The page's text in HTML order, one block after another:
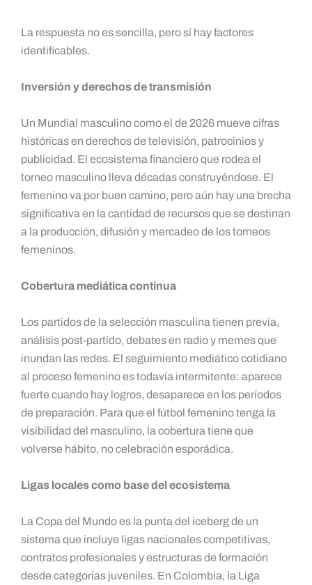
La respuesta no es sencilla, pero sí hay factores
identificables.
Inversión y derechos de transmisión
Un Mundial masculino como el de 2026 mueve cifras
históricas en derechos de televisión, patrocinios y
publicidad. El ecosistema financiero que rodea el
torneo masculino lleva décadas construyéndose. El
femenino va por buen camino, pero aún hay una brecha
significativa en la cantidad de recursos que se destinan
a la producción, difusión y mercadeo de los torneos
femeninos.
Cobertura mediática continua
Los partidos de la selección masculina tienen previa,
análisis post-partido, debates en radio y memes que
inundan las redes. El seguimiento mediático cotidiano
al proceso femenino es todavía intermitente: aparece
fuerte cuando hay logros, desaparece en los períodos
de preparación. Para que el fútbol femenino tenga la
visibilidad del masculino, la cobertura tiene que
volverse hábito, no celebración esporádica.
Ligas locales como base del ecosistema
La Copa del Mundo es la punta del iceberg de un
sistema que incluye ligas nacionales competitivas,
contratos profesionales y estructuras de formación
desde categorías juveniles. En Colombia, la Liga